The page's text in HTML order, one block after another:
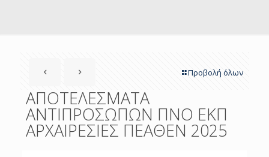
Προβολή όλων
ΑΠΟΤΕΛΕΣΜΑΤΑ
ΑΝΤΙΠΡΟΣΩΠΩΝ ΠΝΟ ΕΚΠ
ΑΡΧΑΙΡΕΣΙΕΣ ΠΕΑΘΕΝ 2025